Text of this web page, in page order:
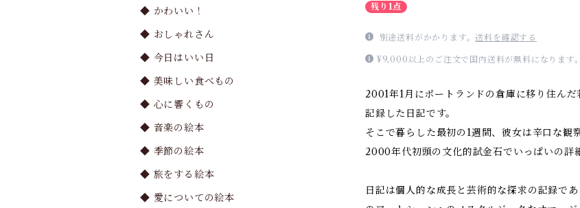
残り1点
別途送料がかかります。送料を確認する
¥9,000以上のご注文で国内送料が無料になります。
2001年1月にポートランドの倉庫に移り住ん
記録した日記です。
そこで暮らした最初の1週間、彼女は辛口な観
2000年代初頭の文化的試金石でいっぱいの詳
日記は個人的な成長と芸術的な探求の記録で
◆ かわいい！
◆ おしゃれさん
◆ 今日はいい日
◆ 美味しい食べもの
◆ 心に響くもの
◆ 音楽の絵本
◆ 季節の絵本
◆ 旅をする絵本
◆ 愛についての絵本